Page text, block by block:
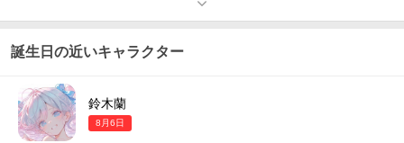
誕生日の近いキャラクター
鈴木蘭
8月6日